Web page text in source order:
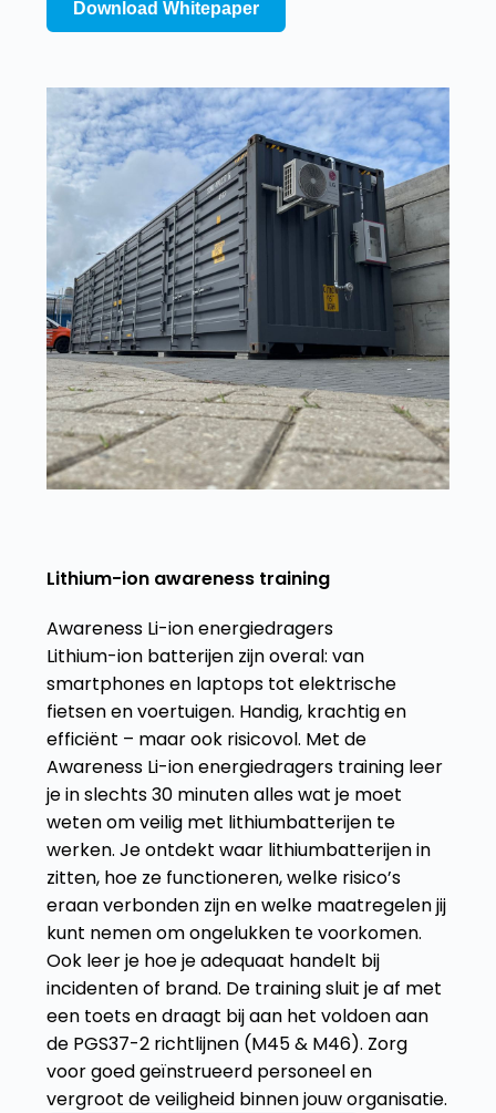
Download Whitepaper
Lithium-ion awareness training
Awareness Li-ion energiedragers
Lithium-ion batterijen zijn overal: van
smartphones en laptops tot elektrische
fietsen en voertuigen. Handig, krachtig en
efficiënt – maar ook risicovol. Met de
Awareness Li-ion energiedragers training leer
je in slechts 30 minuten alles wat je moet
weten om veilig met lithiumbatterijen te
werken. Je ontdekt waar lithiumbatterijen in
zitten, hoe ze functioneren, welke risico’s
eraan verbonden zijn en welke maatregelen jij
kunt nemen om ongelukken te voorkomen.
Ook leer je hoe je adequaat handelt bij
incidenten of brand. De training sluit je af met
een toets en draagt bij aan het voldoen aan
de PGS37-2 richtlijnen (M45 & M46). Zorg
voor goed geïnstrueerd personeel en
vergroot de veiligheid binnen jouw organisatie.